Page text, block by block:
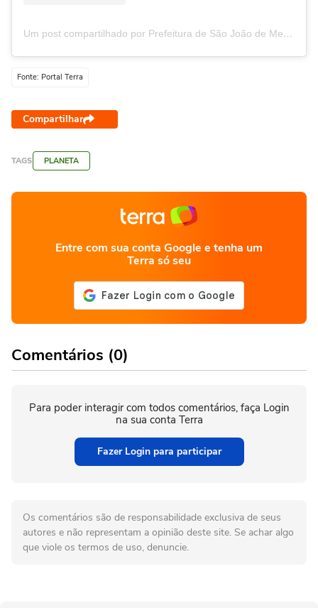
Um post compartilhado por Prefeitura de São João de Meriti (@prefeitura_sjm)
Fonte: Portal Terra
Compartilhar
TAGS PLANETA
Entre com sua conta Google e tenha um
Terra só seu
Comentários (0)
Para poder interagir com todos comentários, faça Login
na sua conta Terra
Fazer Login para participar
Os comentários são de responsabilidade exclusiva de seus
autores e não representam a opinião deste site. Se achar algo
que viole os termos de uso, denuncie.